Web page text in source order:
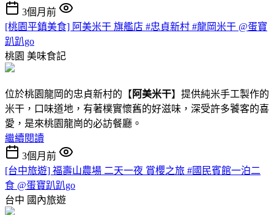
3個月前
[桃園平鎮美食] 阿美米干 旗艦店 #忠貞新村 #龍岡米干 @蛋寶
趴趴go
桃園 美味食記
位於桃園龍岡的忠貞新村的【 阿美米干】提供純米手工製作的
米干，口味道地，有著樸實懷舊的好滋味，深受許多饕客的喜
愛，是來桃園龍崗的必訪餐廳。
繼續閱讀
3個月前
[台中旅遊] 福壽山農場 二天一夜 賞櫻之旅 #國民賓館一泊二
食 @蛋寶趴趴go
台中 國內旅遊